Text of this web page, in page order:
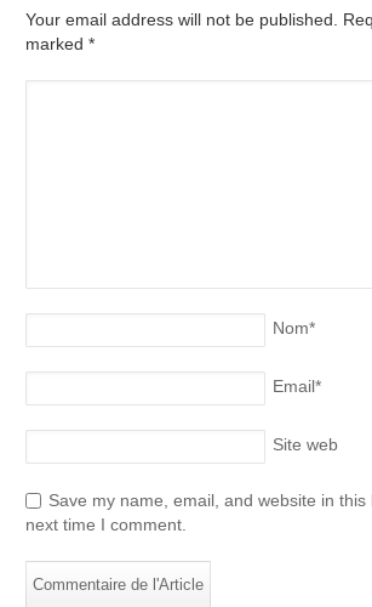
Your email address will not be published.
marked*
Nom*
Email*
Site web
Save my name, email, and website in this
next time I comment.